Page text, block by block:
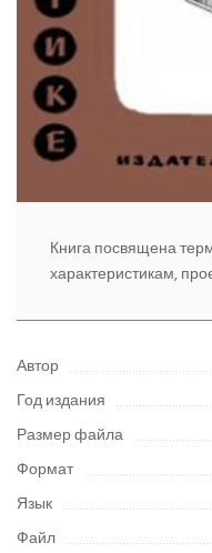
Книга посвящена
характеристикам,
Автор
Год издания
Размер файла
Формат
Язык
Файл